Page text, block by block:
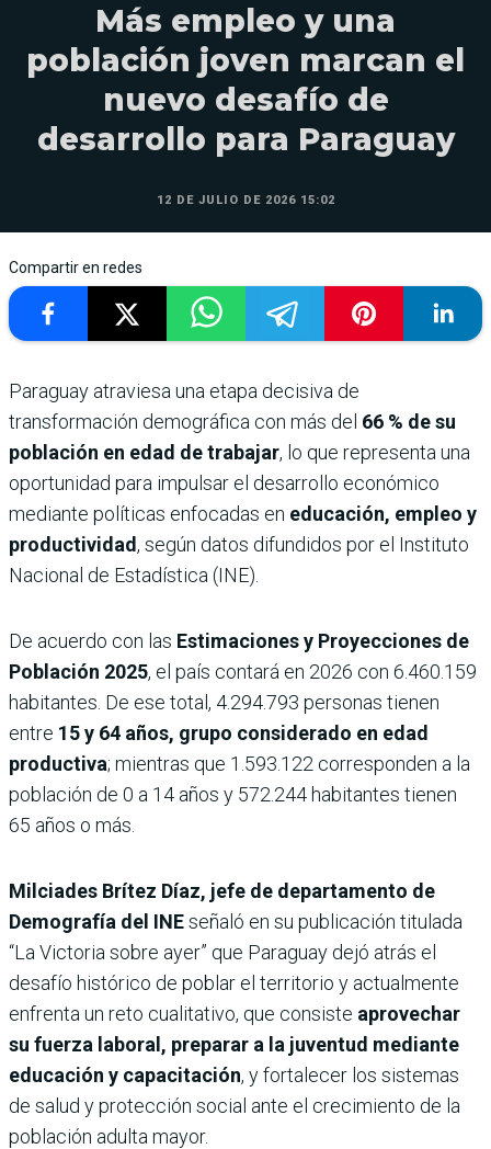
Más empleo y una
población joven marcan el
nuevo desafío de
desarrollo para Paraguay
12 DE JULIO DE 2026 15:02
Compartir en redes
Paraguay atraviesa una etapa decisiva de
transformación demográfica con más del 66 % de su
población en edad de trabajar, lo que representa una
oportunidad para impulsar el desarrollo económico
mediante políticas enfocadas en educación, empleo y
productividad, según datos difundidos por el Instituto
Nacional de Estadística (INE).
De acuerdo con las Estimaciones y Proyecciones de
Población 2025, el país contará en 2026 con 6.460.159
habitantes. De ese total, 4.294.793 personas tienen
entre 15 y 64 años, grupo considerado en edad
productiva; mientras que 1.593.122 corresponden a la
población de 0 a 14 años y 572.244 habitantes tienen
65 años o más.
Milciades Brítez Díaz, jefe de departamento de
Demografía del INEseñaló en su publicación titulada
“La Victoria sobre ayer” que Paraguay dejó atrás el
desafío histórico de poblar el territorio y actualmente
enfrenta un reto cualitativo, que consiste aprovechar
su fuerza laboral, preparar a la juventud mediante
educación y capacitación, y fortalecer los sistemas
de salud y protección social ante el crecimiento de la
población adulta mayor.